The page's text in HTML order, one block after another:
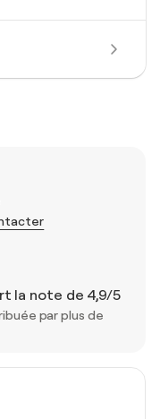
la note de 4,9/5
par plus de